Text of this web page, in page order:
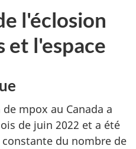
l'éclosion
et l'espace
mpox au Canada a
de juin 2022 et a été
du nombre de